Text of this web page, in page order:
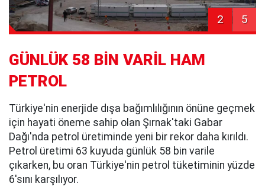
2 5
GÜNLÜK 58 BİN VARİL HAM
PETROL
Türkiye'nin enerjide dışa bağımlılığının önüne geçmek
için hayati öneme sahip olan Şırnak'taki Gabar
Dağı'nda petrol üretiminde yeni bir rekor daha kırıldı.
Petrol üretimi 63 kuyuda günlük 58 bin varile
çıkarken, bu oran Türkiye'nin petrol tüketiminin yüzde
6'sını karşılıyor.